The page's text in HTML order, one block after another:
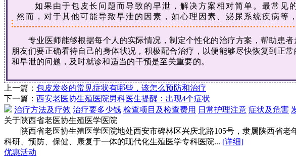
如果由于包皮长问题而导致的早泄，解决方案相对简单。最常见
然而，对于其他可能导致早泄的因素，如心理因素、泌尿系统疾病等
专业医师能够根据每个人的实际情况，制定个性化的治疗方案，帮助患者
朋友们要正确看待自己的身体状况，积极配合治疗，以便能够尽快恢复到正
和早泄的问题，及时就诊和适当的干预是至关重要的。
上一篇： 包皮发炎的常见症状有哪些，该怎么预防和治疗
下一篇： 西安老医协生殖医院男科医生提醒：出现4个症状
治疗方法及疗效 治疗要多少钱 检查项目及检查费用 日常护理注意 症状及危害
关于陕西省老医协生殖医学医院
陕西省老医协生殖医学医院地处西安市碑林区兴庆北路105号，隶属陕西省
科研、预防、保健、康复于一体的现代化生殖医学专科医院... [详细]
优惠活动